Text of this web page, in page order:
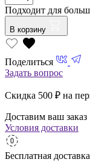
Подходит для
В корзину
Поделиться
Задать вопрос
Скидка 500 ₽ на
Доставим ваш заказ
Условия доставки
Бесплатная доставка